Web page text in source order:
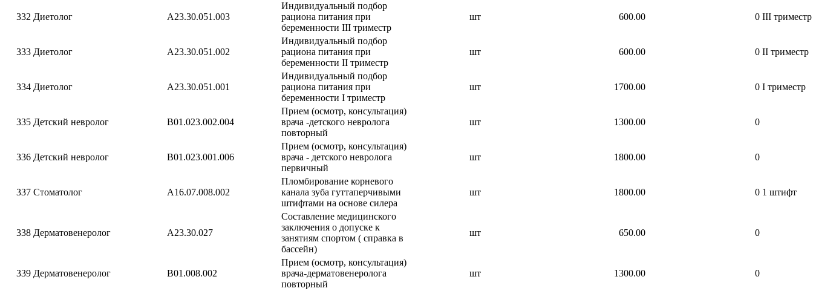
332 Диетолог A23.30.051.003
Индивидуальный подбор
рациона питания при
беременности III триместр
шт 600.00 0 III триместр
333 Диетолог A23.30.051.002
Индивидуальный подбор
рациона питания при
беременности II триместр
шт 600.00 0 II триместр
334 Диетолог A23.30.051.001
Индивидуальный подбор
рациона питания при
беременности I триместр
шт 1700.00 0 I триместр
335 Детский невролог B01.023.002.004
Прием (осмотр, консультация)
врача -детского невролога
повторный
шт 1300.00 0
336 Детский невролог B01.023.001.006
Прием (осмотр, консультация)
врача - детского невролога
первичный
шт 1800.00 0
337 Стоматолог A16.07.008.002
Пломбирование корневого
канала зуба гуттаперчивыми
штифтами на основе силера
шт 1800.00 0 1 штифт
338 Дерматовенеролог A23.30.027
Составление медицинского
заключения о допуске к
занятиям спортом ( справка в
бассейн)
шт 650.00 0
339 Дерматовенеролог B01.008.002
Прием (осмотр, консультация)
врача-дерматовенеролога
повторный
шт 1300.00 0